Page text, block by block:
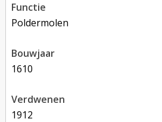
functie
poldermolen
bouwjaar
1610
verdwenen
1912